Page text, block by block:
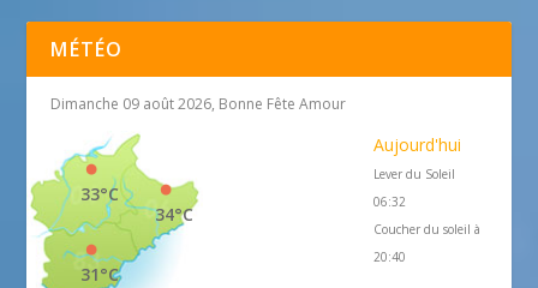
MÉTÉO
Dimanche 09 août 2026, Bonne Fête Amour
34°C
33°C
31°C
Aujourd'hui
Lever du Soleil
06:32
Coucher du soleil à
20:40